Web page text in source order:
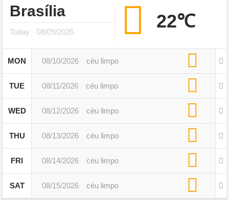
Brasília
Today 08/09/2026
22℃
MON 08/10/2026 céu limpo
TUE 08/11/2026 céu limpo
WED 08/12/2026 céu limpo
THU 08/13/2026 céu limpo
FRI 08/14/2026 céu limpo
SAT 08/15/2026 céu limpo